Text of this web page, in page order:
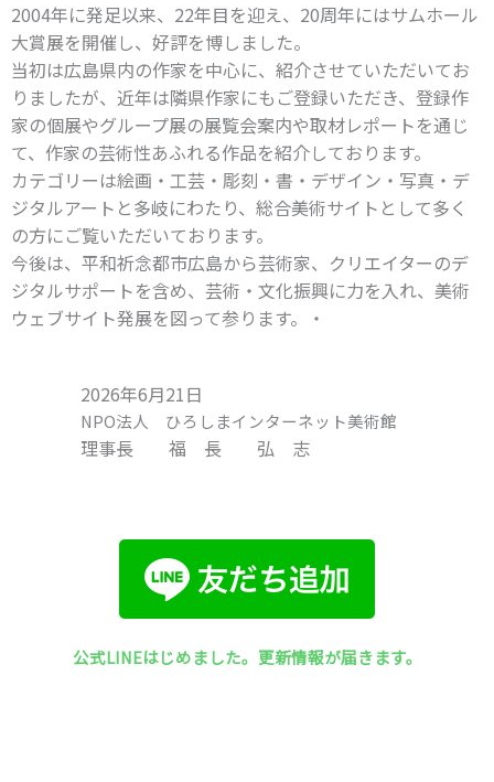
2004年に発足以来、22年目を迎え、20周年にはサムホール
大賞展を開催し、好評を博しました。
当初は広島県内の作家を中心に、紹介させていただいてお
りましたが、近年は隣県作家にもご登録いただき、登録作
家の個展やグループ展の展覧会案内や取材レポートを通じ
て、作家の芸術性あふれる作品を紹介しております。
カテゴリーは絵画・工芸・彫刻・書・デザイン・写真・デ
ジタルアートと多岐にわたり、 総合美術サイトとして多く
の方にご覧いただいております。
今後は、平和祈念都市広島から芸術家、クリエイターのデ
ジタルサポートを含め、芸術・文化振興に力を入れ、美術
ウェブサイト発展を図って参ります。・
2026年6月21日
NPO法人 ひろしまインターネット美術館
理事長 福 長 弘 志
公式LINEはじめました。更新情報が届きます。